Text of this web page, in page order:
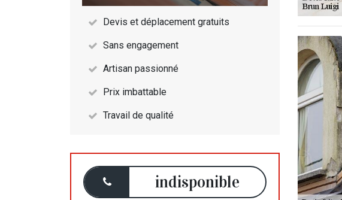
Devis et déplacement gratuits
Sans engagement
Artisan passionné
Prix imbattable
Travail de qualité
indisponible